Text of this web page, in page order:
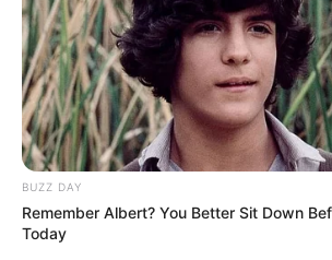
BUZZ DAY
Remember Albert? You Better Sit Down
Today